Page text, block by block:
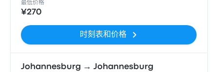
最低价格
¥270
时刻表和价格
Johannesburg → Johannesburg